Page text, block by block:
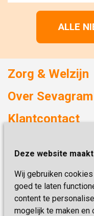
Deze website
Wij gebruiken
goed te laten
content te
mogelijk te maken en
ALLE
Zorg & Welzijn
Huizen met zorg
Onze specialiteiten
Over Sevagram
Duurzaamheid
Kwaliteit &
Missie & Visie
Vastgoed
Klantcontact
6419 PB Heerlen
Telefoon:0900 777
E-mail: